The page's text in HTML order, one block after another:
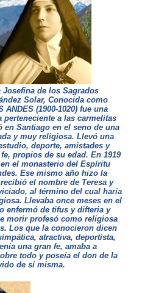
Josefina de los Sagrados
Solar, Conocida como
ANDES (1900-1020) fue una
a las carmelitas
en Santiago en el seno de una
y muy religiosa. Llevó una
deporte, amistades y
propios de su edad. En 1919
el monasterio del Espíritu
Ese mismo año hizo la
el nombre de Teresa y
al término del cual haría
Llevaba once meses en el
enfermó de tifus y difteria y
morir profesó como religiosa
Los que la conocieron dicen
atractiva, deportista,
una gran fe, amaba a
todo y poseía el don de la
de sí misma.